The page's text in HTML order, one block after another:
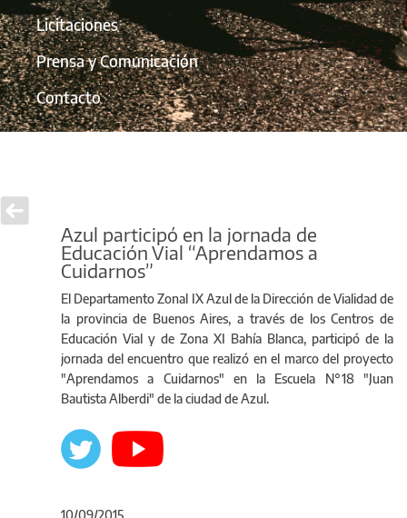
Licitaciones
Prensa y Comunicación
Contacto
Azul participó en la jornada de
Educación Vial “Aprendamos a
Cuidarnos”
El Departamento Zonal IX Azul de la Dirección de Vialidad de
la provincia de Buenos Aires, a través de los Centros de
Educación Vial y de Zona XI Bahía Blanca, participó de la
jornada del encuentro que realizó en el marco del proyecto
"Aprendamos a Cuidarnos" en la Escuela N°18 "Juan
Bautista Alberdi" de la ciudad de Azul.
10/09/2015